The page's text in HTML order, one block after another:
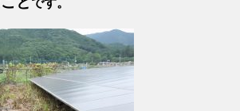
です。